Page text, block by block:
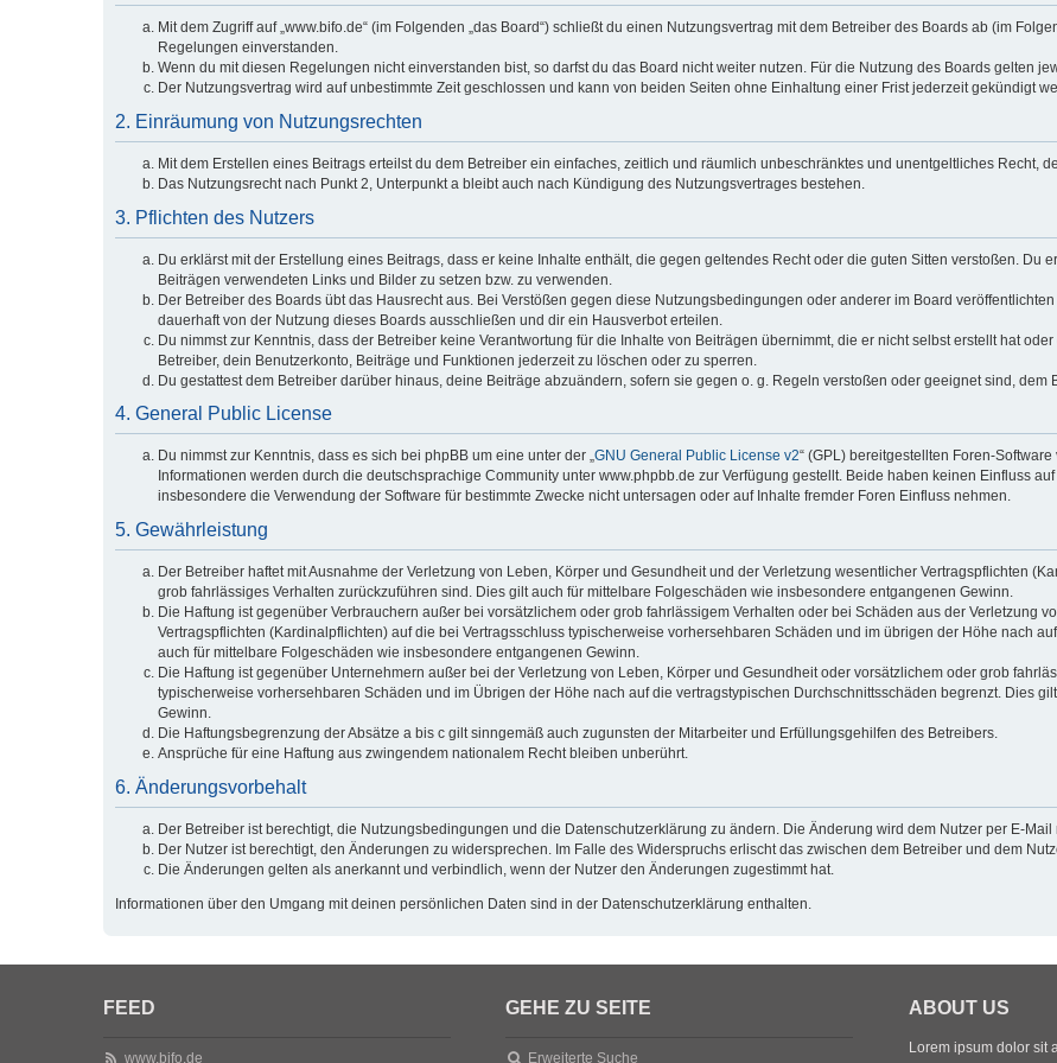
Mit dem Zugriff auf „www.bifo.de“ (im Folgenden „das Board“) schließt du einen Nutzungsvertrag mit dem Betreiber des Boards ab (im
Regelungen einverstanden.
Wenn du mit diesen Regelungen nicht einverstanden bist, so darfst du das Board nicht weiter nutzen. Für die Nutzung des Boards gelten
Der Nutzungsvertrag wird auf unbestimmte Zeit geschlossen und kann von beiden Seiten ohne Einhaltung einer Frist jederzeit gekündigt
2. Einräumung von Nutzungsrechten
Mit dem Erstellen eines Beitrags erteilst du dem Betreiber ein einfaches, zeitlich und räumlich unbeschränktes und unentgeltliches Recht,
Das Nutzungsrecht nach Punkt 2, Unterpunkt a bleibt auch nach Kündigung des Nutzungsvertrages bestehen.
3. Pflichten des Nutzers
Du erklärst mit der Erstellung eines Beitrags, dass er keine Inhalte enthält, die gegen geltendes Recht oder die guten Sitten verstoßen. Du
Beiträgen verwendeten Links und Bilder zu setzen bzw. zu verwenden.
Der Betreiber des Boards übt das Hausrecht aus. Bei Verstößen gegen diese Nutzungsbedingungen oder anderer im Board
dauerhaft von der Nutzung dieses Boards ausschließen und dir ein Hausverbot erteilen.
Du nimmst zur Kenntnis, dass der Betreiber keine Verantwortung für die Inhalte von Beiträgen übernimmt, die er nicht selbst erstellt hat
Betreiber, dein Benutzerkonto, Beiträge und Funktionen jederzeit zu löschen oder zu sperren.
Du gestattest dem Betreiber darüber hinaus, deine Beiträge abzuändern, sofern sie gegen o. g. Regeln verstoßen oder geeignet sind, dem
4. General Public License
Du nimmst zur Kenntnis, dass es sich bei phpBB um eine unter der „GNU General Public License v2“ (GPL) bereitgestellten Foren-
Informationen werden durch die deutschsprachige Community unter www.phpbb.de zur Verfügung gestellt. Beide haben keinen Einfluss
insbesondere die Verwendung der Software für bestimmte Zwecke nicht untersagen oder auf Inhalte fremder Foren Einfluss nehmen.
5. Gewährleistung
Der Betreiber haftet mit Ausnahme der Verletzung von Leben, Körper und Gesundheit und der Verletzung wesentlicher Vertragspflichten
grob fahrlässiges Verhalten zurückzuführen sind. Dies gilt auch für mittelbare Folgeschäden wie insbesondere entgangenen Gewinn.
Die Haftung ist gegenüber Verbrauchern außer bei vorsätzlichem oder grob fahrlässigem Verhalten oder bei Schäden aus der Verletzung
Vertragspflichten (Kardinalpflichten) auf die bei Vertragsschluss typischerweise vorhersehbaren Schäden und im übrigen der Höhe nach
auch für mittelbare Folgeschäden wie insbesondere entgangenen Gewinn.
Die Haftung ist gegenüber Unternehmern außer bei der Verletzung von Leben, Körper und Gesundheit oder vorsätzlichem oder grob
typischerweise vorhersehbaren Schäden und im Übrigen der Höhe nach auf die vertragstypischen Durchschnittsschäden begrenzt. Dies
Gewinn.
Die Haftungsbegrenzung der Absätze a bis c gilt sinngemäß auch zugunsten der Mitarbeiter und Erfüllungsgehilfen des Betreibers.
Ansprüche für eine Haftung aus zwingendem nationalem Recht bleiben unberührt.
6. Änderungsvorbehalt
Der Betreiber ist berechtigt, die Nutzungsbedingungen und die Datenschutzerklärung zu ändern. Die Änderung wird dem Nutzer per E-Mail
Der Nutzer ist berechtigt, den Änderungen zu widersprechen. Im Falle des Widerspruchs erlischt das zwischen dem Betreiber und dem
Die Änderungen gelten als anerkannt und verbindlich, wenn der Nutzer den Änderungen zugestimmt hat.
Informationen über den Umgang mit deinen persönlichen Daten sind in der Datenschutzerklärung enthalten.
FEED
www.bifo.de
GEHE ZU SEITE
Erweiterte Suche
ABOUT US
Lorem ipsum dolor sit